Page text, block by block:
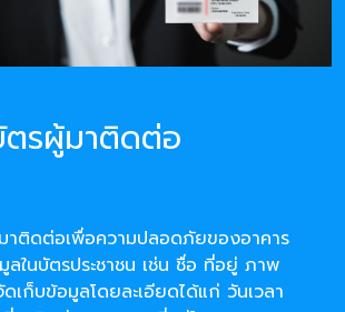
รผู้มาติดต่อ
าติดต่อเพื่อความปลอดภัยของอาคาร
ในบัตรประชาชน เช่น ชื่อ ที่อยู่ ภาพ
เก็บข้อมูลโดยละเอียดได้แก่ วันเวลา